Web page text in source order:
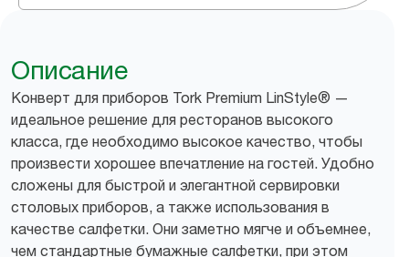
Описание
Конверт для приборов Tork Premium LinStyle® —
идеальное решение для ресторанов высокого
класса, где необходимо высокое качество, чтобы
произвести хорошее впечатление на гостей. Удобно
сложены для быстрой и элегантной сервировки
столовых приборов, а также использования в
качестве салфетки. Они заметно мягче и объемнее,
чем стандартные бумажные салфетки, при этом